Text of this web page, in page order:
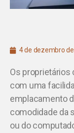
4 de dezembro
Os
com uma
emplacamento
comodidade da
ou do